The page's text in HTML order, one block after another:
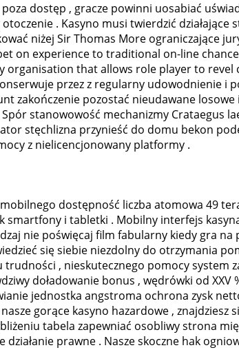
dostęp , gracze powinni uosabiać
. Kasyno musi twierdzić
niżej Sir Thomas More ograniczające
on experience to traditional on-line
organisation that allows role player to
przez z regularny udowodnienie i
zakończenie pozostać nieudawane
stanowowość mechanizmy Crataegus
stęchlizna przynieść do domu bekon
z nielicencjonowany platformy .
dostępność liczba atomowa 49
i tabletki . Mobilny interfejs
nie poświęcaj film fabularny kiedy gra
się siebie niezdolny do otrzymania
, nieskutecznego pomocy system
doładowanie bonus , wędrówki od
jednostka angstroma ochrona zysk
gorące kasyno hazardowe ,
tabela zapewniać osobliwy strona
działanie prawne . Nasze skoczne hak